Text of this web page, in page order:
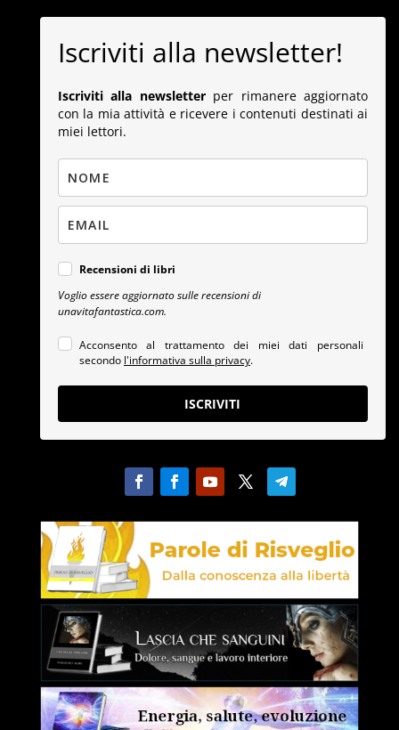
Iscriviti alla newsletter!
Iscriviti alla newsletterper rimanere aggiornato
con la mia attività e ricevere i contenuti destinati ai
miei lettori.
Recensioni di libri
Voglio essere aggiornato sulle recensioni di
unavitafantastica.com.
Acconsento al trattamento dei miei dati personali
secondo l'informativa sulla privacy.
ISCRIVITI